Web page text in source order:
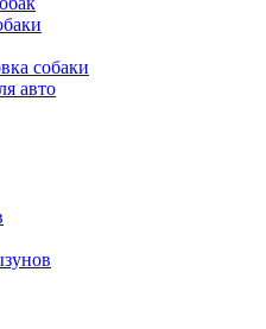
собаки
авто